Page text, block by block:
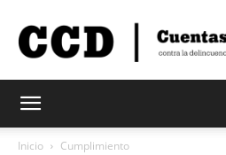
Inicio Cumplimiento